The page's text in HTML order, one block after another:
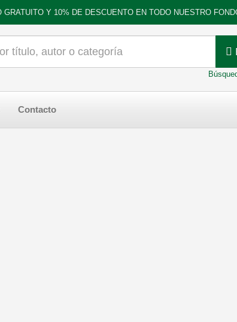
GRATUITO Y 10% DE DESCUENTO EN TODO NUESTRO
Contacto